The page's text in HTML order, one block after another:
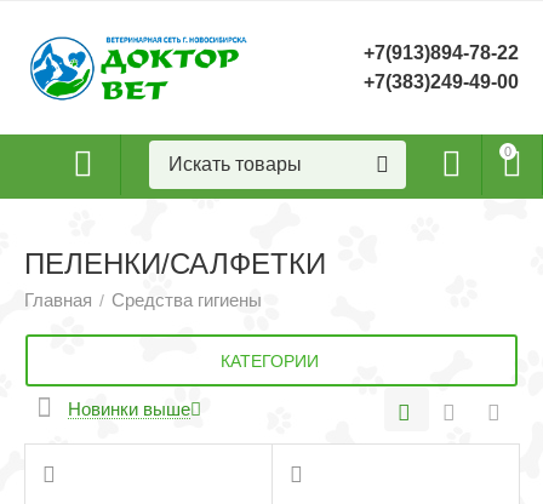
+7(913)894-78-22
+7(383)249-49-00
0
ПЕЛЕНКИ/САЛФЕТКИ
Главная / Средства гигиены
КАТЕГОРИИ
Новинки выше